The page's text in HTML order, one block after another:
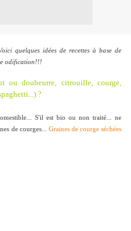
quelques idées de recettes à base de
odification!!!
ou doubeurre, citrouille, courge,
?
S'il est bio ou non traité... ne
de courges... Graines de courge séchées